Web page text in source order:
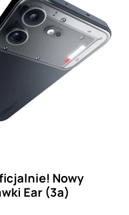
Nowy
Ear (3a)